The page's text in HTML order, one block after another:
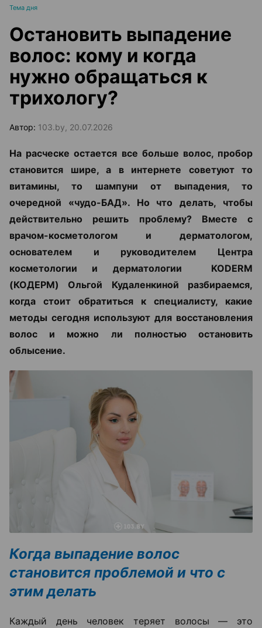
Тема дня
Остановить выпадение
волос: кому и когда
нужно обращаться к
трихологу?
Автор: 103.by, 20.07.2026
На расческе остается все больше волос, пробор
становится шире, а в интернете советуют то
витамины, то шампуни от выпадения, то
очередной «чудо-БАД». Но что делать, чтобы
действительно решить проблему? Вместе с
врачом-косметологом и дерматологом,
основателем и руководителем Центра
косметологии и дерматологии KODERM
(КОДЕРМ) Ольгой Кудаленкиной разбираемся,
когда стоит обратиться к специалисту, какие
методы сегодня используют для восстановления
волос и можно ли полностью остановить
облысение.
Когда выпадение волос
становится проблемой и что с
этим делать
Каждый день человек теряет волосы — это